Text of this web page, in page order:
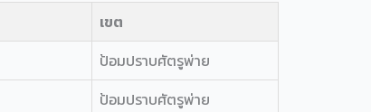
เขต
ป้อมปราบศัตรูพ่าย
ป้อมปราบศัตรูพ่าย